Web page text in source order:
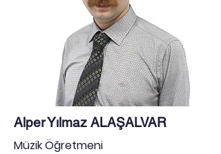
Alper Yılmaz ALAŞALVAR
Müzik Öğretmeni